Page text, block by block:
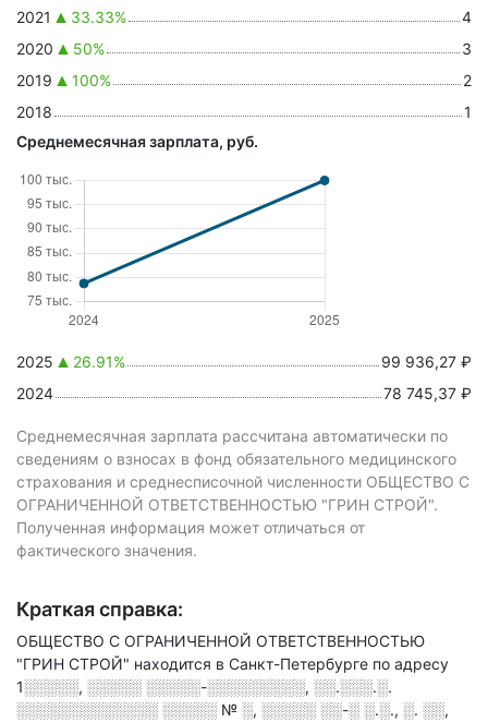
2021 33.33%
4
2020
50%
3
2019
100%
2
2018
1
Среднемесячная зарплата, руб.
2025 26.91%
99 936,27 ₽
2024
78 745,37 ₽
Среднемесячная зарплата рассчитана автоматически по
сведениям о взносах в фонд обязательного медицинского
страхования и среднесписочной численности ОБЩЕСТВО С
ОГРАНИЧЕННОЙ ОТВЕТСТВЕННОСТЬЮ "ГРИН СТРОЙ".
Полученная информация может отличаться от
фактического значения.
Краткая справка:
ОБЩЕСТВО С ОГРАНИЧЕННОЙ ОТВЕТСТВЕННОСТЬЮ
"ГРИН СТРОЙ" находится в Санкт-Петербурге по адресу
1░░░░░, ░░░░░ ░░░░░-░░░░░░░░░, ░░.░░░.░.
░░░░░░░░░░░░░ ░░░░░ № ░, ░░░░░ ░░-░ ░.░., ░. ░░,